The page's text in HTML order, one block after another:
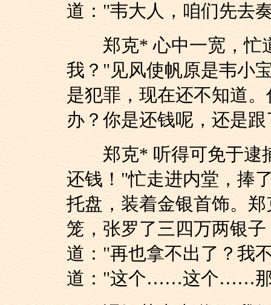
道："韦大人，咱们先去
郑克* 心中一宽，忙道
我？"见风使帆原是韦小
是犯罪，现在还不知道
办？你是还钱呢，还是
郑克* 听得可免于逮捕
还钱！"忙走进内堂，捧
托盘，装着金银首饰。
笼，张罗了三四万两银
道："再也拿不出了？我
道："这个……这个……那